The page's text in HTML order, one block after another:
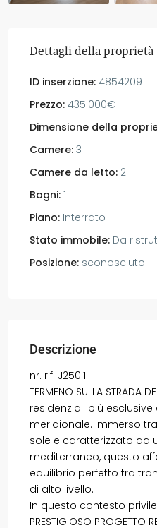
Dettagli della proprietà
ID inserzione: 4854209
Prezzo: 435.000€
Dimensione della
Camere: 3
Camere da letto: 2
Bagni: 1
Piano: Interrato
Stato immobile: Da
Posizione: sconosciuto
Descrizione
nr. rif: J250.1
TERMENO SULLA
residenziali più esclusive
meridionale. Immerso
sole e caratterizzato da
mediterraneo, questo
equilibrio perfetto tra
di alto livello.
In questo contesto
PRESTIGIOSO PROGETTO